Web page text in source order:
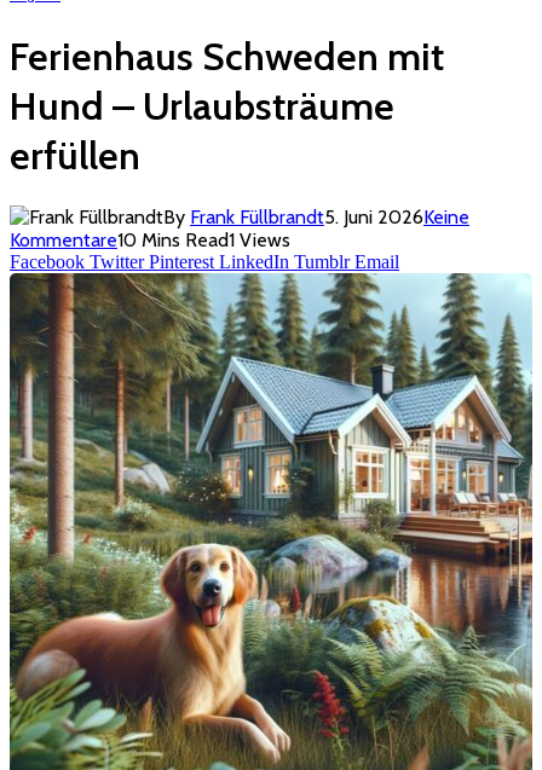
Ferienhaus Schweden mit
Hund – Urlaubsträume
erfüllen
By Frank Füllbrandt5. Juni 2026Keine
Kommentare10 Mins Read1 Views
Facebook Twitter Pinterest LinkedIn Tumblr Email